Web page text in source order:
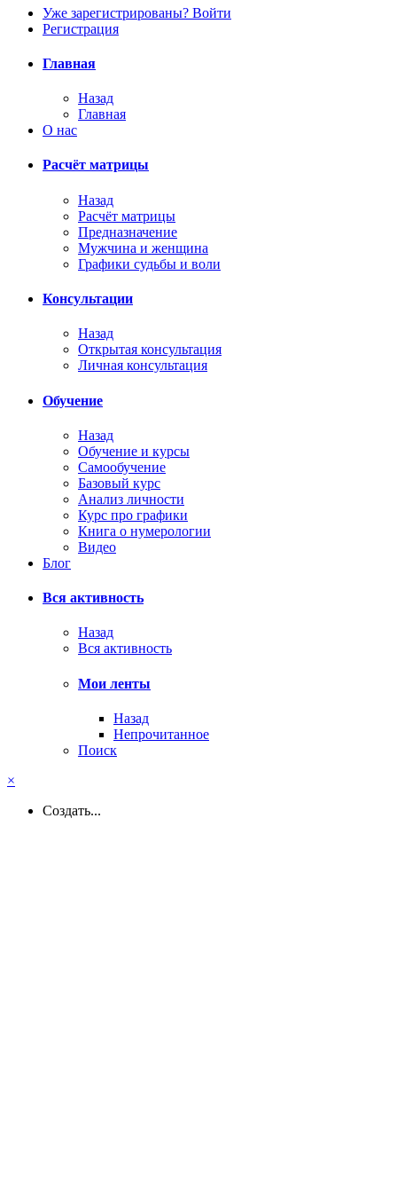
Уже зарегистрированы? Войти
Регистрация
Главная
Назад
Главная
О нас
Расчёт матрицы
Назад
Расчёт матрицы
Предназначение
Мужчина и женщина
Графики судьбы и воли
Консультации
Назад
Открытая консультация
Личная консультация
Обучение
Назад
Обучение и курсы
Самообучение
Базовый курс
Анализ личности
Курс про графики
Книга о нумерологии
Видео
Блог
Вся активность
Назад
Вся активность
Мои ленты
Назад
Непрочитанное
Поиск
×
Создать...